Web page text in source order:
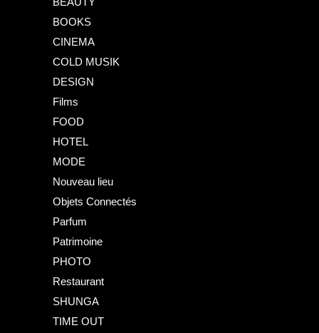
BOOKS
CINEMA
COLD MUSIK
DESIGN
Films
FOOD
HOTEL
MODE
Nouveau lieu
Objets Connectés
Parfum
Patrimoine
PHOTO
Restaurant
SHUNGA
TIME OUT